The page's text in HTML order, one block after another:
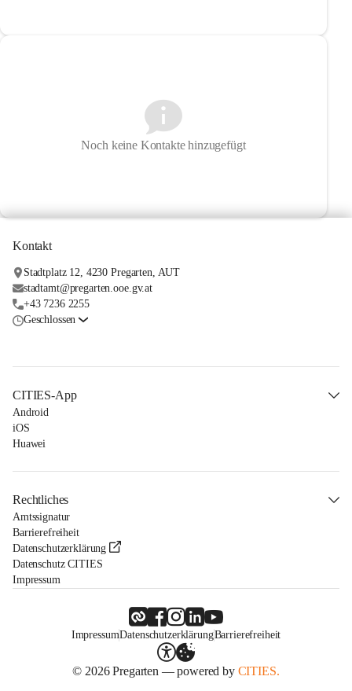
Noch keine Kontakte hinzugefügt
Kontakt
Stadtplatz 12, 4230 Pregarten, AUT
stadtamt@pregarten.ooe.gv.at
+43 7236 2255
Geschlossen
CITIES-App
Android
iOS
Huawei
Rechtliches
Amtssignatur
Barrierefreiheit
Datenschutzerklärung
Datenschutz CITIES
Impressum
ImpressumDatenschutzerklärungBarrierefreiheit
© 2026 Pregarten — powered by CITIES.